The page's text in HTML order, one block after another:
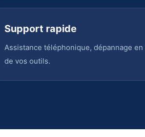
Support rapide
Assistance téléphonique, dépannage
de vos outils.